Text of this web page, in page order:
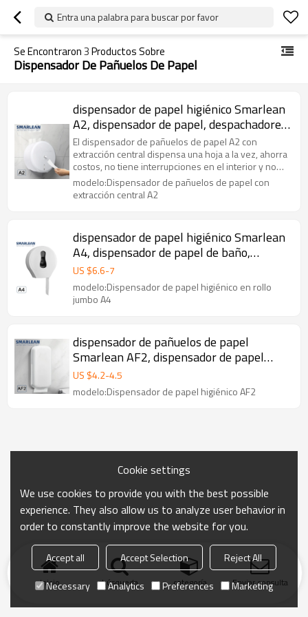
Entra una palabra para buscar por favor
Se Encontraron3Productos Sobre
Dispensador De Pañuelos De Papel
dispensador de papel higiénico Smarlean
A2, dispensador de papel, despachadores
de papel higiénico
El dispensador de pañuelos de papel A2 con
extracción central dispensa una hoja a la vez, ahorra
costos, no tiene interrupciones en el interior y no
requiere dispensación continua.
modelo:Dispensador de pañuelos de papel con
extracción central A2
dispensador de papel higiénico Smarlean
A4, dispensador de papel de baño,
dispensador de pañuelos
US $6.6-7
modelo:Dispensador de papel higiénico en rollo
jumbo A4
dispensador de pañuelos de papel
Smarlean AF2, dispensador de papel
para baños publicos
US $4.2-4.5
modelo:Dispensador de papel higiénico AF2
Inicio búsqueda categoría Enviar consulta
Cookie settings
We use cookies to provide you with the best possible
experience. They also allow us to analyze user behavior in
order to constantly improve the website for you.
Accept all Accept Selection
Reject All
Necessary
Analytics Preferences Marketing